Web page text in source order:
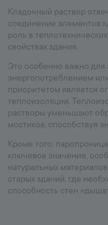
Кладочный раствор
соединение элементов
роль в
свойствах здания.
Это особенно важно для
энергопотреблением
приоритетом является
теплоизоляции.
растворы уменьшают
мостиков, способствуя
Кроме того,
ключевое значение,
натуральных
старых зданий, где
способность стен